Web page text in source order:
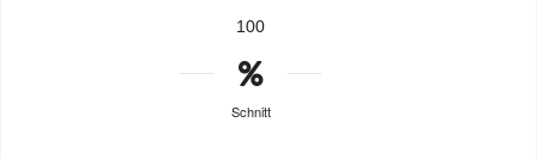
100
Schnitt